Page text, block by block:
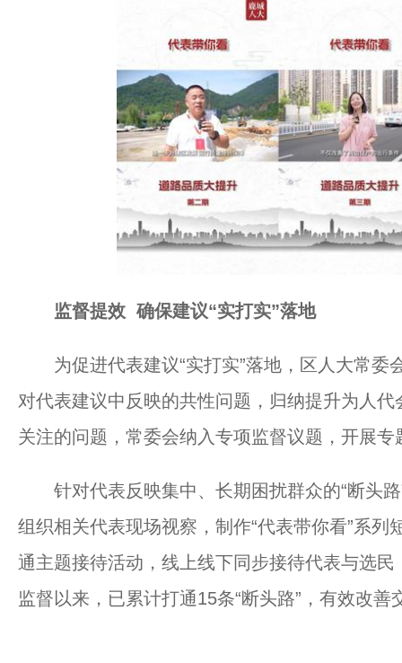
监督提效 确保建议“实打实”落地
为促进代表建议“实打实”落地，区人大常委
对代表建议中反映的共性问题，归纳提升为人
关注的问题，常委会纳入专项监督议题，开展专
针对代表反映集中、长期困扰群众的“断头路
组织相关代表现场视察，制作“代表带你看”系列
通主题接待活动，线上线下同步接待代表与选
监督以来，已累计打通15条“断头路”，有效改善